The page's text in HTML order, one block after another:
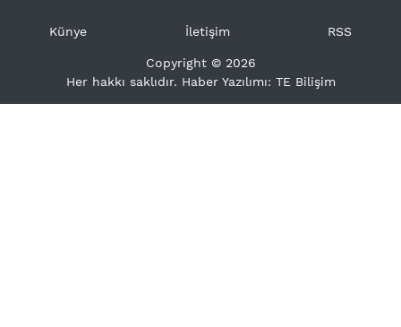
Künye İletişim RSS
Copyright © 2026
Her hakkı saklıdır. Haber Yazılımı: TE Bilişim